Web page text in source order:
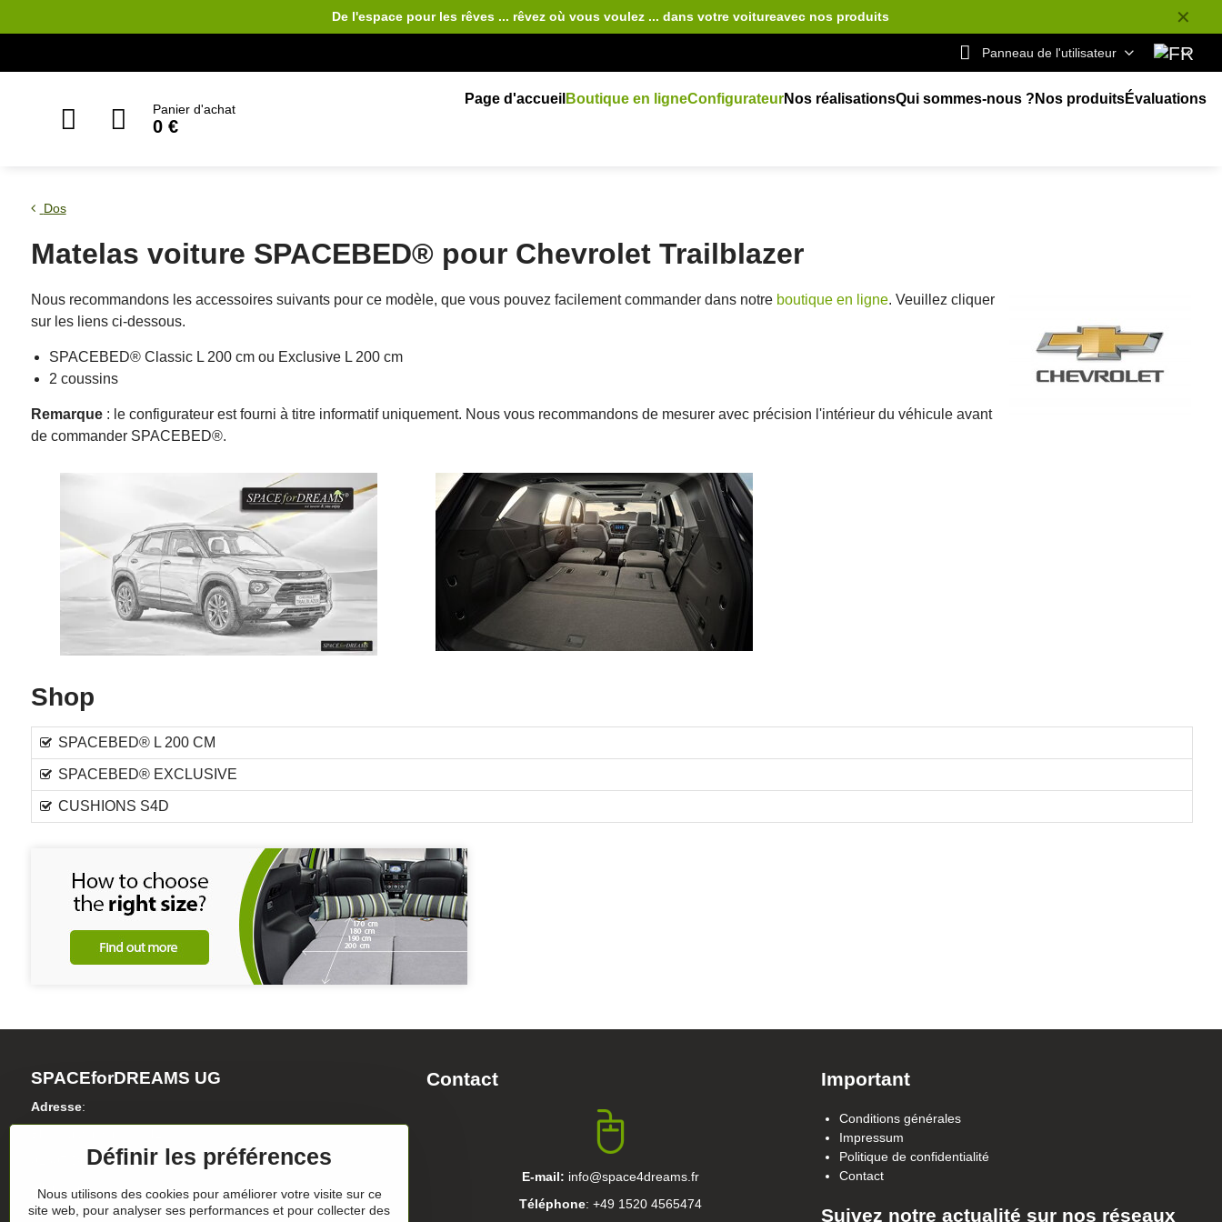
✕
De l'espace pour les rêves ... rêvez où vous voulez ... dans votre voitureavec nos produits
Panneau de l'utilisateur
Panier d'achat
0 €
Page d'accueil Boutique en ligneConfigurateurNos réalisationsQui sommes-nous ? Nos produitsÉvaluations
Dos
Matelas voiture SPACEBED® pour Chevrolet Trailblazer
Nous recommandons les accessoires suivants pour ce modèle, que vous pouvez facilement commander dans notre boutique en ligne. Veuillez cliquer
sur les liens ci-dessous.
SPACEBED® Classic L 200 cm ou Exclusive L 200 cm
2 coussins
Remarque: le configurateur est fourni à titre informatif uniquement. Nous vous recommandons de mesurer avec précision l'intérieur du véhicule avant
de commander SPACEBED®.
Shop
SPACEBED® L 200 CM
SPACEBED® EXCLUSIVE
CUSHIONS S4D
SPACEforDREAMS UG
Adresse:
01307 Dresden
Allemagne
Contact
E-mail: info@space4dreams.fr
Téléphone: +49 1520 4565474
Important
Conditions générales
Impressum
Politique de confidentialité
Contact
Suivez notre actualité sur nos réseaux
Définir les préférences
Nous utilisons des cookies pour améliorer votre visite sur ce
site web, pour analyser ses performances et pour collecter des